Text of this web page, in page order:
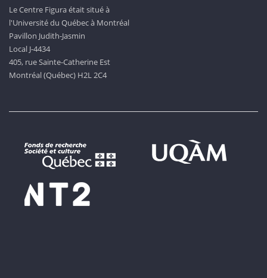
Le Centre Figura était situé à
l'Université du Québec à Montréal
Pavillon Judith-Jasmin
Local J-4434
405, rue Sainte-Catherine Est
Montréal (Québec) H2L 2C4